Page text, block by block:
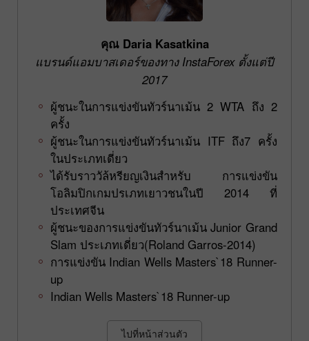
คุณ Daria Kasatkina
แบรนด์แอมบาสเดอร์ของทาง InstaForex ตั้งแต่ปี
2017
ผู้ชนะในการแข่งขันทัวร์นาเม้น 2 WTA ถึง 2
ครั้ง
ผู้ชนะในการแข่งขันทัวร์นาเม้น ITF ถึง7 ครั้ง
ในประเภทเดี่ยว
ได้รับราววัล้หรียญเงินสำหรับ การแข่งขัน
โอลิมปิกเกมปรเภทเยาวชนในปี 2014 ที่
ประเทศจีน
ผู้ชนะของการแข่งขันทัวร์นาเม้น Junior Grand
Slam ประเภทเดี่ยว(Roland Garros-2014)
การแข่งขัน Indian Wells Masters`18 Runner-
up
Indian Wells Masters`18 Runner-up
ไปที่หน้าส่วนตัว